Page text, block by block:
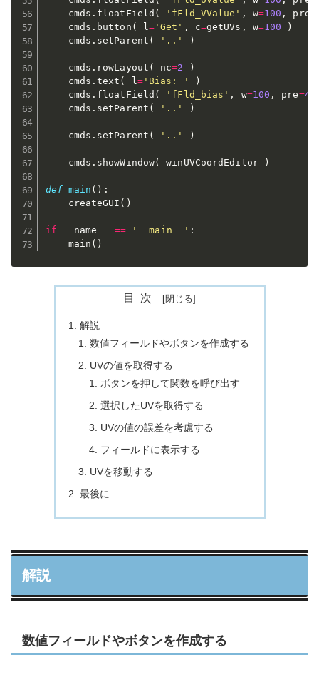
	cmds
. floatField ( 'fFld_VValue' , w=100 , pre
	cmds
. button ( l= 'Get' , c=getUVs , w=100
)
	cmds
. setParent ( '..' )
	cmds
. rowLayout ( nc=2
)
	cmds
.text ( l='Bias: '
)
	cmds
. floatField ( 'fFld_bias' , w=100 , pre=4
	cmds
. setParent ( '..' )
	cmds
. setParent ( '..' )
	cmds
. showWindow( winUVCoordEditor )
def main ( ) :
	createGUI
( )
if __name__ == '__main__' :
	main
( )
目次
解説
数値フィールドやボタンを作成する
UVの値を取得する
ボタンを押して関数を呼び出す
選択したUVを取得する
UVの値の誤差を考慮する
フィールドに表示する
UVを移動する
最後に
解説
数値フィールドやボタンを作成する